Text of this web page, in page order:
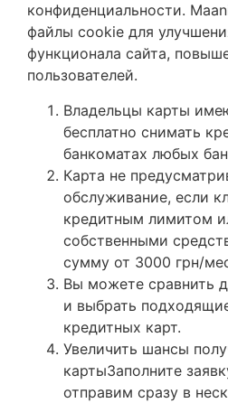
конфиденциальности.
файлы cookie для
функционала сайта,
пользователей.
Владельцы карты
бесплатно снимать
банкоматах любых
Карта не
обслуживание, если
кредитным лимитом
собственными
сумму от 3000 грн/
Вы можете сравнить
и выбрать
кредитных карт.
Увеличить шансы
картыЗаполните
отправим сразу в